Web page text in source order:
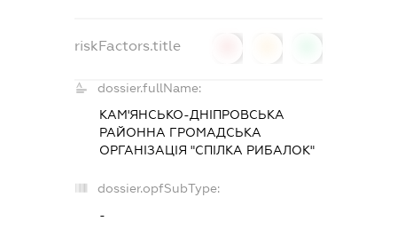
riskFactors.title
dossier.fullName:
КАМ'ЯНСЬКО-ДНІПРОВСЬКА
РАЙОННА ГРОМАДСЬКА
ОРГАНІЗАЦІЯ "СПІЛКА РИБАЛОК"
dossier.opfSubType:
-